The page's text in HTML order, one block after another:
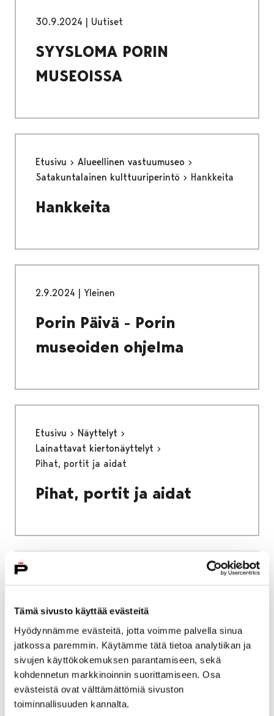
Tämä sivusto käyttää evästeitä
Hyödynnämme evästeitä, jotta voimme palvella sinua
jatkossa paremmin. Käytämme tätä tietoa analytiikan ja
sivujen käyttökokemuksen parantamiseen, sekä
kohdennetun markkinoinnin suorittamiseen. Osa
evästeistä ovat välttämättömiä sivuston
toiminnallisuuden kannalta.
30.9.2024 | Uutiset
SYYSLOMA PORIN
MUSEOISSA
Etusivu
Alueellinen vastuumuseo
Satakuntalainen kulttuuriperintö
Hankkeita
Hankkeita
2.9.2024 | Yleinen
Porin Päivä - Porin
museoiden ohjelma
Etusivu
Näyttelyt
Lainattavat kiertonäyttelyt
Pihat, portit ja aidat
Pihat, portit ja aidat
Katse katolle
Etusivu Tietoa meistä